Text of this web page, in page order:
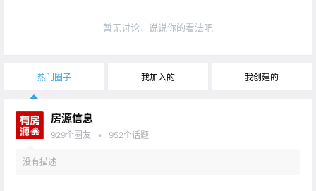
暂无讨论，说说你的看法吧
热门圈子 我加入的 我创建的
房源信息
929个圈友 • 952个话题
没有描述